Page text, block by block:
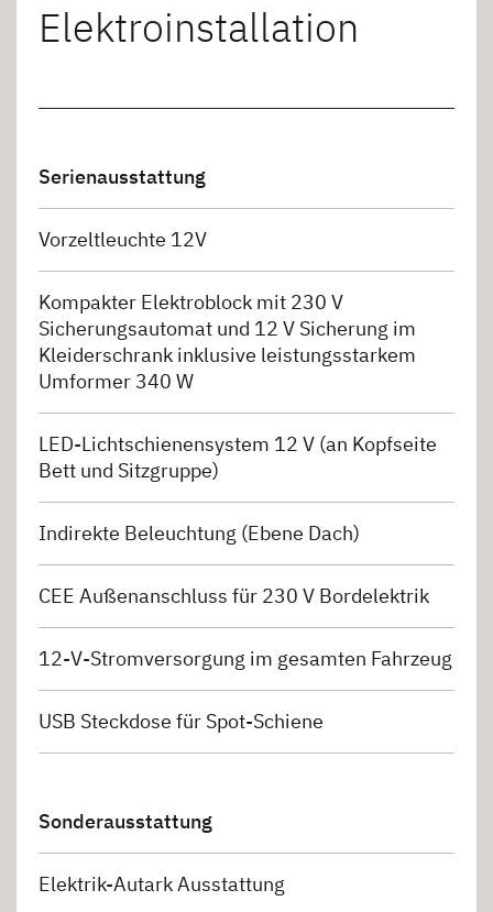
Elektroinstallation
Serienausstattung
Vorzeltleuchte 12V
Kompakter Elektroblock mit 230 V
Sicherungsautomat und 12 V Sicherung im
Kleiderschrank inklusive leistungsstarkem
Umformer 340 W
LED-Lichtschienensystem 12 V (an Kopfseite
Bett und Sitzgruppe)
Indirekte Beleuchtung (Ebene Dach)
CEE Außenanschluss für 230 V Bordelektrik
12-V-Stromversorgung im gesamten Fahrzeug
USB Steckdose für Spot-Schiene
Sonderausstattung
Elektrik-Autark Ausstattung